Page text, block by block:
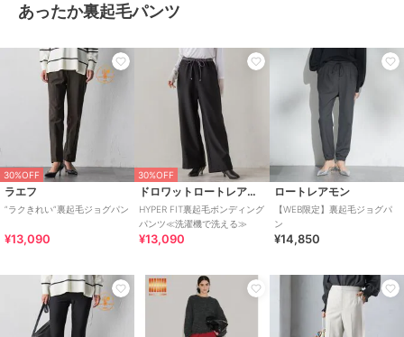
あったか裏起毛パンツ
30%OFF
ラエフ
”ラクきれい”裏起毛ジョグパン
¥13,090
30%OFF
ドロワットロートレアモン
HYPER FIT裏起毛ボンディング
パンツ≪洗濯機で洗える≫
¥13,090
ロートレアモン
【WEB限定】裏起毛ジョグパ
ン
¥14,850